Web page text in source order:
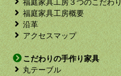
福庭家具工房３つのこだわり
福庭家具工房概要
沿革
アクセスマップ
こだわりの手作り家具
丸テーブル